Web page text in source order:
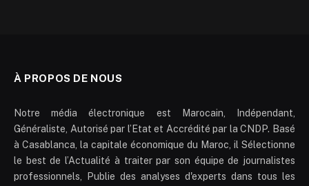
À PROPOS DE NOUS
Notre média électronique est Marocain, Indépendant,
Généraliste, Autorisé par l’Etat et Accrédité par la CNDP. Basé
à Casablanca, la capitale économique du Maroc, il Sélectionne
le best de l’Actualité à traiter par son équipe de journalistes
professionnels, Publie des analyses d'experts dans tous les